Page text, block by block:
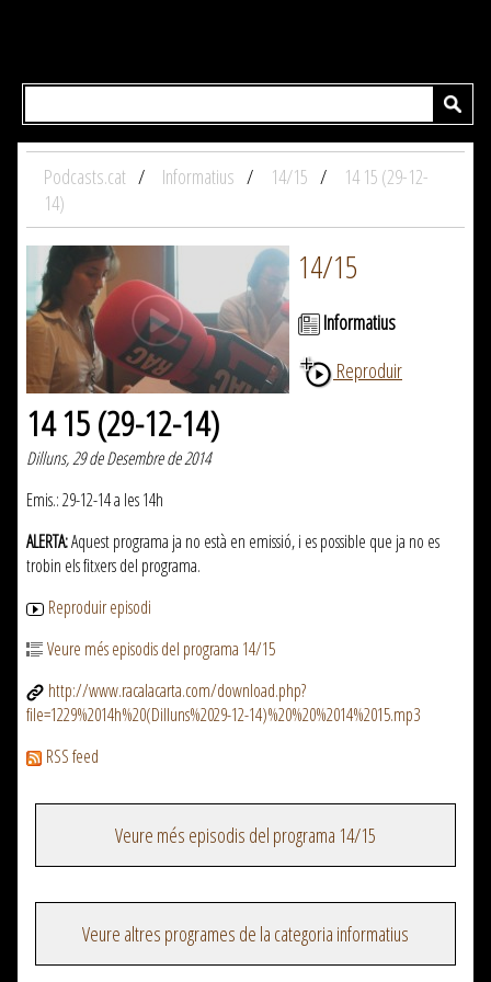
Podcasts.cat Informatius 14/15
14 15 (29-12-
14)
14/15
Informatius
Reproduir
14 15 (29-12-14)
Dilluns, 29 de Desembre de 2014
Emis.: 29-12-14 a les 14h
ALERTA:Aquest programa ja no està en emissió, i es possible que ja no es
trobin els fitxers del programa.
Reproduir episodi
Veure més episodis del programa 14/15
http://www.racalacarta.com/download.php?
file=1229%2014h%20(Dilluns%2029-12-14)%20%20%2014%2015.mp3
RSS feed
Veure més episodis del programa 14/15
Veure altres programes de la categoria informatius